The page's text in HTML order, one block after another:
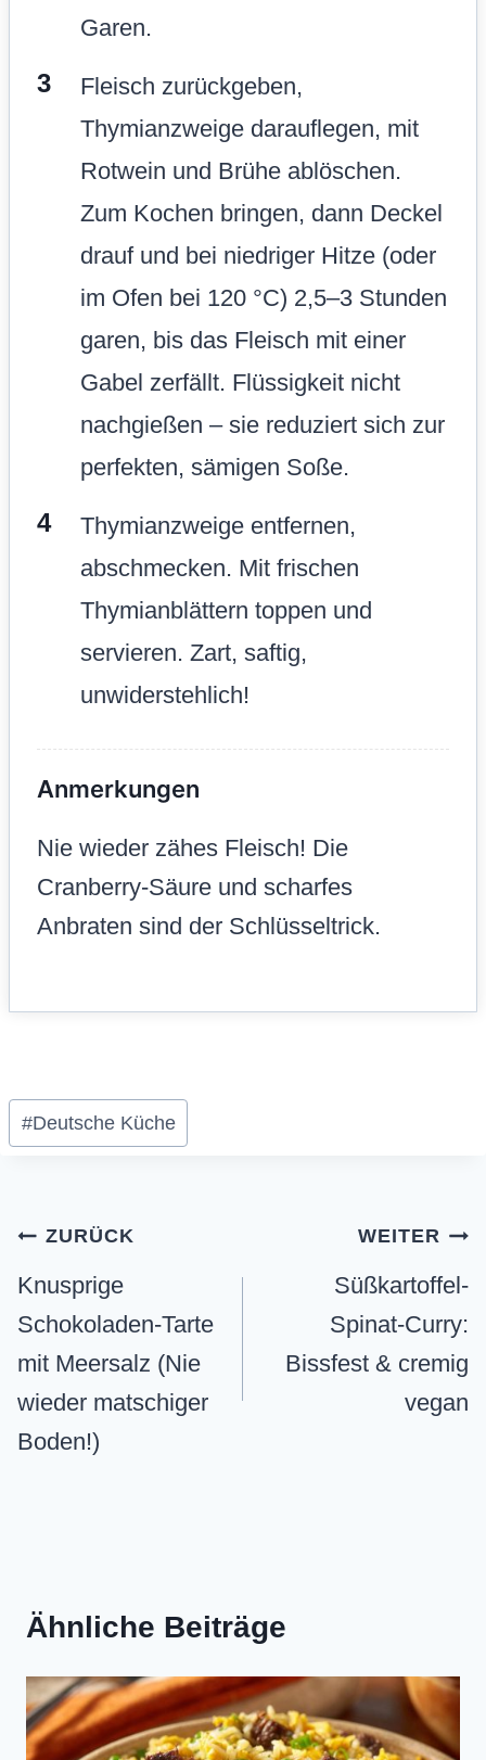
Garen.
Fleisch zurückgeben,
Thymianzweige darauflegen, mit
Rotwein und Brühe ablöschen.
Zum Kochen bringen, dann Deckel
drauf und bei niedriger Hitze (oder
im Ofen bei 120 °C) 2,5–3 Stunden
garen, bis das Fleisch mit einer
Gabel zerfällt. Flüssigkeit nicht
nachgießen – sie reduziert sich zur
perfekten, sämigen Soße.
Thymianzweige entfernen,
abschmecken. Mit frischen
Thymianblättern toppen und
servieren. Zart, saftig,
unwiderstehlich!
Anmerkungen
Nie wieder zähes Fleisch! Die
Cranberry-Säure und scharfes
Anbraten sind der Schlüsseltrick.
Schlagworte:
#Deutsche Küche
Beitragsnavigation
ZURÜCK
Knusprige
Schokoladen-Tarte
mit Meersalz (Nie
wieder matschiger
Boden!)
WEITER
Süßkartoffel-
Spinat-Curry:
Bissfest & cremig
vegan
Ähnliche Beiträge